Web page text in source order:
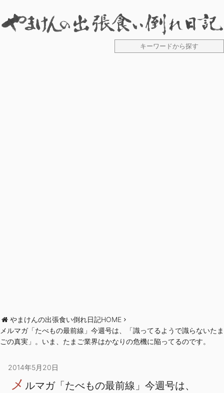
やまけんの出張食い倒れ日記HOME
メルマガ「たべもの最前線」今週号は、「識ってるようで識らないたま
ごの真実」。いま、たまご業界はかなりの危機に陥ってるのです。
2014年5月20日
メ ルマガ「たべもの最前線」今週号は、